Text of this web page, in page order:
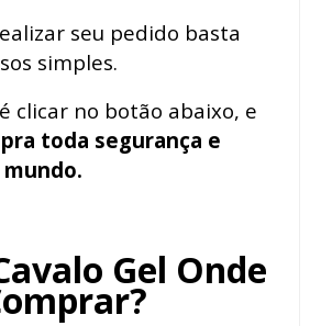
seu pedido basta
simples.
clicar no botão abaixo, e
toda segurança e
Gel Onde